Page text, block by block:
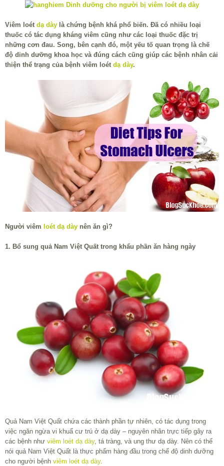
Viêm loét dạ dày là chứng bệnh khá phổ biến. Đã có nhiều loại
thuốc có tác dụng kháng viêm cũng như các loại thuốc đặc trị
những cơn đau. Song, bên cạnh đó, một yếu tố quan trọng là chế
độ dinh dưỡng khoa học và đúng cách cũng giúp các bệnh nhân cải
thiện thể trạng của bệnh viêm loét dạ dày.
Người viêm loét dạ dày nên ăn gì?
1. Bổ sung quả Nam Việt Quất trong khẩu phần ăn hàng ngày
Quả Nam Việt Quất chứa các thành phần tự nhiên, có tác dụng trong
việc ngăn ngừa vi khuẩ cư trú ở dạ dày – nguyên nhân trực tiếp gây ra
các bệnh như viêm loét dạ dày, tá tràng, và ung thư dạ dày. Nên có thể
nói quả Nam Việt Quất là thực phẩm hàng đầu trong chế độ dinh dưỡng
cho người bệnh viêm loét dạ dày.